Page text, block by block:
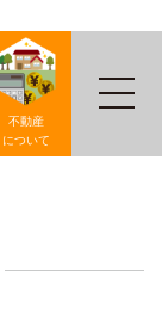
不動産
について